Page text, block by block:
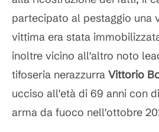
partecipato al pestaggio una
vittima era stata
inoltre vicino all'altro noto
tifoseria nerazzurra Vittorio
ucciso all'età di 69 anni con
arma da fuoco nell'ottobre